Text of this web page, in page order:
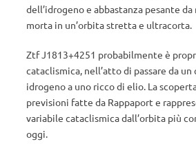
dell’idrogeno e abbastanza pesante
morta in un’orbita stretta e ultracorta.
Ztf J1813+4251 probabilmente è
cataclismica, nell’atto di passare da un
idrogeno a uno ricco di elio. La
previsioni fatte da Rappaport e
variabile cataclismica dall’orbita più
oggi.